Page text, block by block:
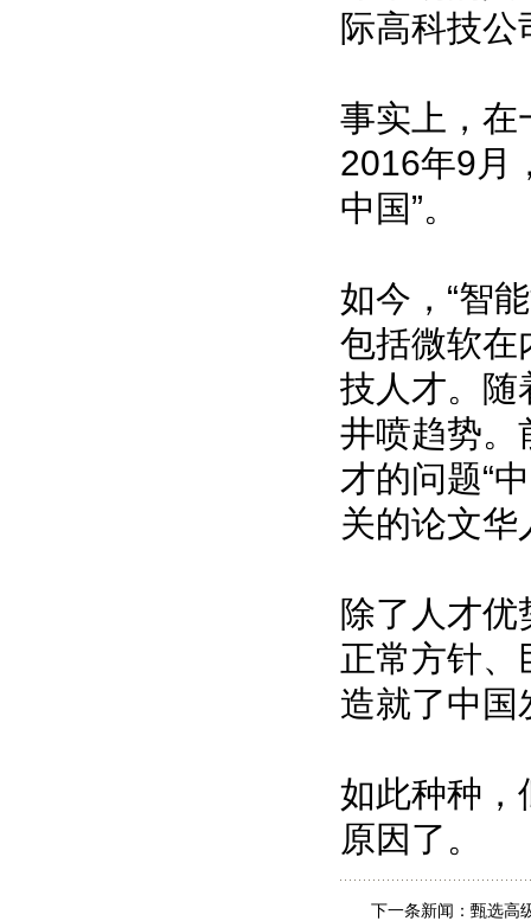
际高科技公
事实上，在
2016年9月
中国”。
如今，“智
包括微软在
技人才。随
井喷趋势。
才的问题“
关的论文华
除了人才优
正常方针、
造就了中国
如此种种，
原因了。
下一条新闻： 甄选高